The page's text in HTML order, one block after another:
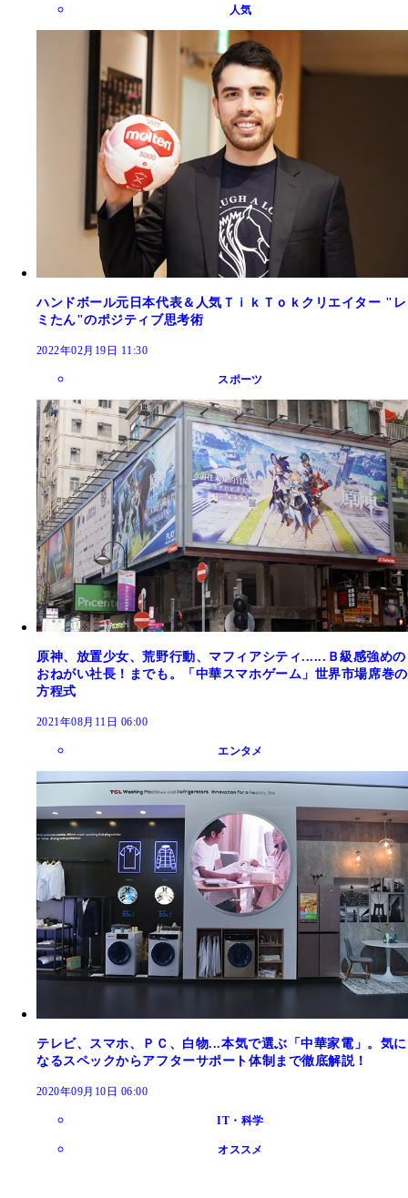
人気
ハンドボール元日本代表＆人気ＴｉｋＴｏｋクリエイター "レ
ミたん"のポジティブ思考術
2022年02月19日 11:30
スポーツ
原神、放置少女、荒野行動、マフィアシティ......Ｂ級感強めの
おねがい社長！までも。「中華スマホゲーム」世界市場席巻の
方程式
2021年08月11日 06:00
エンタメ
テレビ、スマホ、ＰＣ、白物...本気で選ぶ「中華家電」。気に
なるスペックからアフターサポート体制まで徹底解説！
2020年09月10日 06:00
IT・科学
オススメ